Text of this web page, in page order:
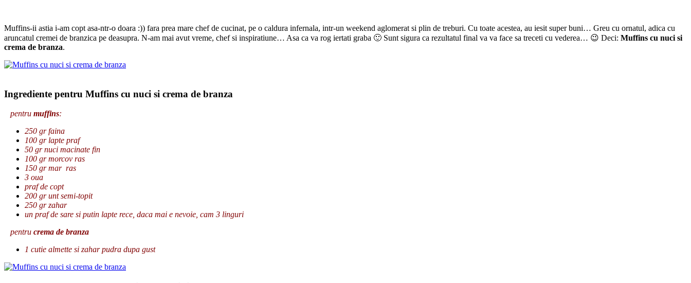
Muffins-ii astia i-am copt asa-ntr-o doara :)) fara prea mare chef de cucinat, pe o caldura infernala, intr-un weekend aglomerat si plin de treburi. Cu toate acestea, au iesit super buni… Greu cu ornatul, adica cu
aruncatul cremei de branzica pe deasupra. N-am mai avut vreme, chef si inspiratiune… Asa ca va rog iertati graba 🙂 Sunt sigura ca rezultatul final va va face sa treceti cu vederea… 😉 Deci: Muffins cu nuci si
crema de branza.
Ingrediente pentru Muffins cu nuci si crema de branza
pentru muffins:
250 gr faina
100 gr lapte praf
50 gr nuci macinate fin
100 gr morcov ras
150 gr mar ras
3 oua
praf de copt
200 gr unt semi-topit
250 gr zahar
un praf de sare si putin lapte rece, daca mai e nevoie, cam 3 linguri
pentru crema de branza
1 cutie almette si zahar pudra dupa gust